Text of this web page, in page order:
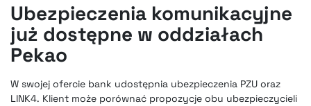
Ubezpieczenia komunikacyjne
już dostępne w oddziałach
Pekao
W swojej ofercie bank udostępnia ubezpieczenia PZU oraz
LINK4. Klient może porównać propozycje obu ubezpieczycieli